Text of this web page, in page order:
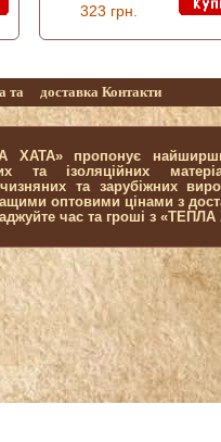
323 грн.
та доставка Контакти
ХАТА» пропонує
та ізоляційних
та зарубіжних
оптовими цінами з
час та гроші з